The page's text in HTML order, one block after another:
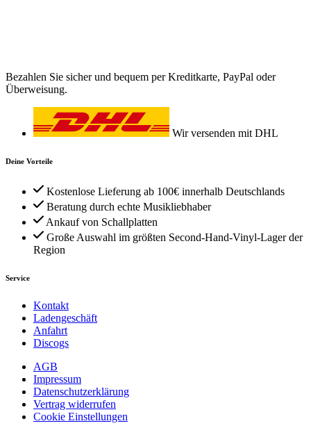
Bezahlen Sie sicher und bequem per Kreditkarte, PayPal oder
Überweisung.
Wir versenden mit DHL
Deine Vorteile
Kostenlose Lieferung ab 100€ innerhalb Deutschlands
Beratung durch echte Musikliebhaber
Ankauf von Schallplatten
Große Auswahl im größten Second-Hand-Vinyl-Lager der
Region
Service
Kontakt
Ladengeschäft
Anfahrt
Discogs
AGB
Impressum
Datenschutzerklärung
Vertrag widerrufen
Cookie Einstellungen